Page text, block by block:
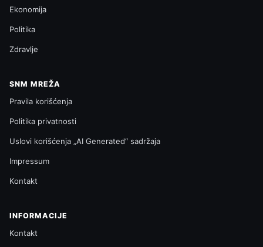
Ekonomija
Politika
Zdravlje
SNM MREŽA
Pravila korišćenja
Politika privatnosti
Uslovi korišćenja „AI Generated“ sadržaja
Impressum
Kontakt
INFORMACIJE
Kontakt